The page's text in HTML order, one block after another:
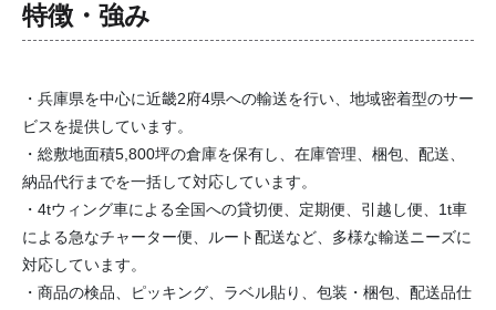
特徴・強み
・兵庫県を中心に近畿2府4県への輸送を行い、地域密着型のサー
ビスを提供しています。
・総敷地面積5,800坪の倉庫を保有し、在庫管理、梱包、配送、
納品代行までを一括して対応しています。
・4tウィング車による全国への貸切便、定期便、引越し便、1t車
による急なチャーター便、ルート配送など、多様な輸送ニーズに
対応しています。
・商品の検品、ピッキング、ラベル貼り、包装・梱包、配送品仕